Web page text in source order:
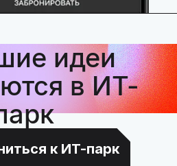
идеи
в ИТ-
к ИТ-парк